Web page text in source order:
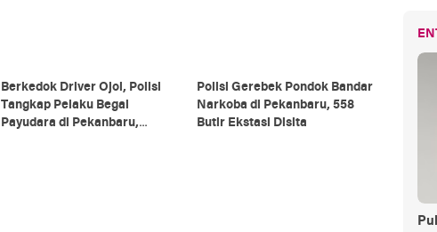
Berkedok Driver Ojol, Polisi
Tangkap Pelaku Begal
Payudara di Pekanbaru,
Polisi Gerebek Pondok Bandar
Narkoba di Pekanbaru, 558
Butir Ekstasi Disita